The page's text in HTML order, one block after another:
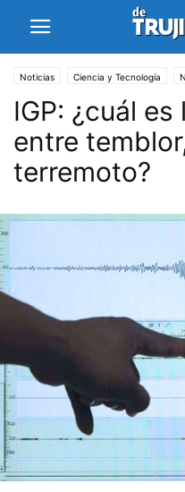
Noticias Ciencia y Tecnología
IGP: ¿cuál
entre
terremoto?